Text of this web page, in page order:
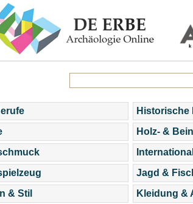
& Stil
Historische
Holz- &
Jagd &
Kleidung &